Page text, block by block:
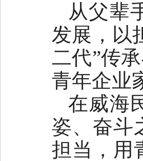
从父辈
发展，以
二代”传
青年企业
在威海
姿、奋斗
担当，用